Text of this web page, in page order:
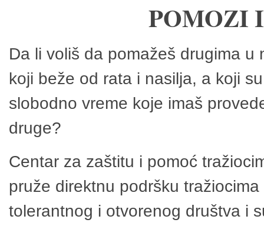
POMOZI
Da li voliš da pomažeš drugima
koji beže od rata i nasilja, a koji
slobodno vreme koje imaš
druge?
Centar za zaštitu i pomoć
pruže direktnu podršku
tolerantnog i otvorenog društva i